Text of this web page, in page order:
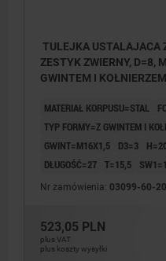
TULEJKA USTALAJACA
ZESTYK ZWIERNY, D=8,
GWINTEM I
MATERIAŁ KORPUSU=STAL
TYP FORMY=Z GWINTEM I
GWINT=M16X1,5
D3=3
DŁUGOŚĆ=27 T=15,5
Nr zamówienia: 03099-60-
523,05 PLN
plus VAT
plus koszty wysyłki